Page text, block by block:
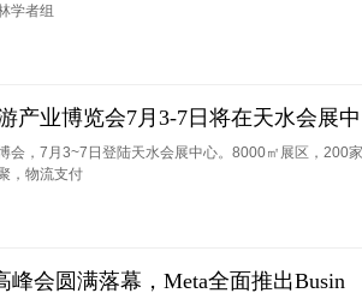
学者组
产业博览会7月3-7日将在天水会展中
会，7月3~7日登陆天水会展中心。8000㎡展区，200
，物流支付
峰会圆满落幕，Meta全面推出Busin